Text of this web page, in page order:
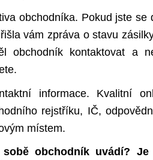
obchodníka. Pokud jste se
vám zpráva o stavu
obchodník kontaktovat a
informace. Kvalitní
rejstříku, IČ,
místem.
obchodník uvádí? Je